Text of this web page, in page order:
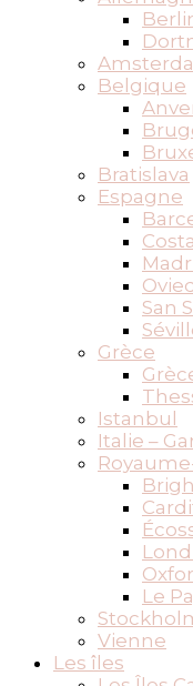
Belgique
Bratislava
Espagne
San
Grèce
Istanbul
Italie –
Le
Vienne
Les îles